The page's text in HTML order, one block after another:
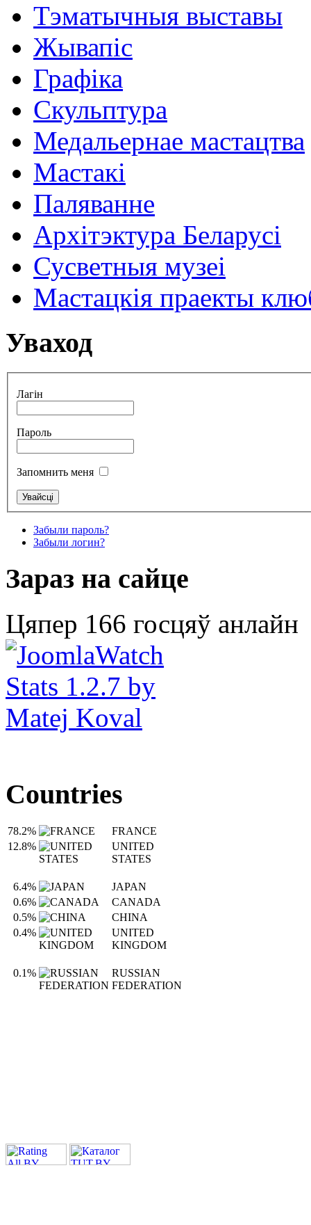
Тэматычныя выставы
Жывапіс
Графіка
Скульптура
Медальернае мастацтва
Мастакі
Паляванне
Архітэктура Беларусі
Сусветныя музеі
Мастацкія праекты
Уваход
Лагін
Пароль
Запомнить меня
Забыли пароль?
Забыли логин?
Зараз на сайце
Цяпер 166 госцяў анлайн
Countries
78.2%
FRANCE
12.8%
UNITED
STATES
6.4%
JAPAN
0.6%
CANADA
0.5%
CHINA
0.4%
UNITED
KINGDOM
0.1%
RUSSIAN
FEDERATION